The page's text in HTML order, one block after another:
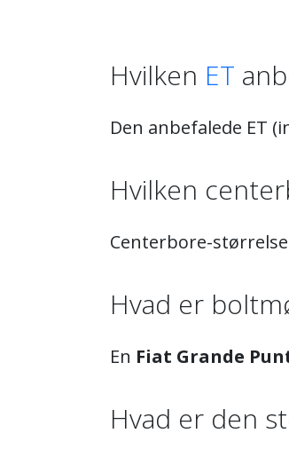
Hvilken ET
Den anbefalede ET
Hvilken
Centerbore-
Hvad er
En Fiat Grande
Hvad er den